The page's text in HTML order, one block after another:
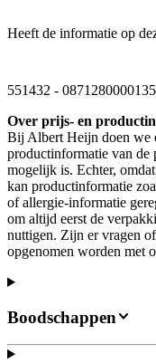
Heeft de informatie op
551432 -
Over prijs- en
Bij Albert Heijn doen we
productinformatie van de
mogelijk is. Echter,
kan productinformatie
of allergie-informatie
om altijd eerst de
nuttigen. Zijn er vragen
opgenomen worden met
Boodschappen